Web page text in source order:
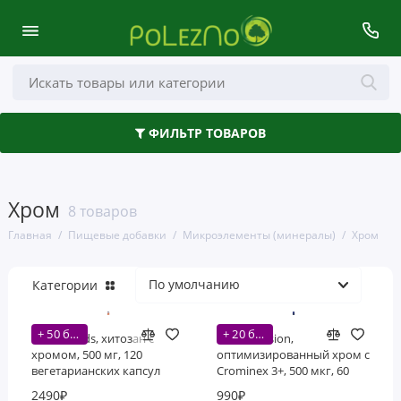
ФИЛЬТР ТОВАРОВ
Хром 8 товаров
Главная Пищевые добавки Микроэлементы (минералы) Хром
Аминокислоты
Волосы, кожа и ногти
Деятельность мозга
Женское здоровье
Категории
+ 50 бонусов
NOW Foods, хитозан с
хромом, 500 мг, 120
вегетарианских капсул
2490₽
+ 20 бонусов
Life Extension,
оптимизированный хром с
Crominex 3+, 500 мкг, 60
990₽